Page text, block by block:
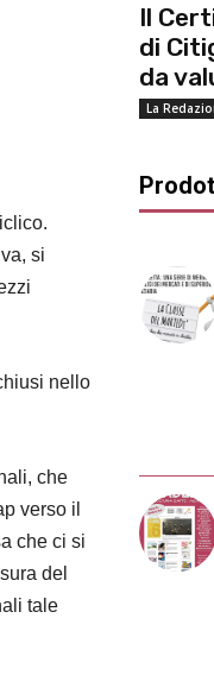
si
nello
che
verso il
che ci si
del
tale
Il
di
da
La